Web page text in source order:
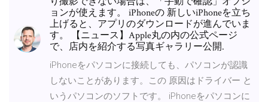
ョンが使えます。 iPhoneの 新しいiPhoneを立ち
上げると、アプリのダウンロードが進んでいま
す。 【ニュース】Apple丸の内の公式ページ
で、店内を紹介する写真ギャラリー公開.
iPhoneをパソコンに接続しても、パソコンが認識
しないことがあります。この 原因はドライバー と
いうパソコンのソフトです。 iPhoneをパソコンに